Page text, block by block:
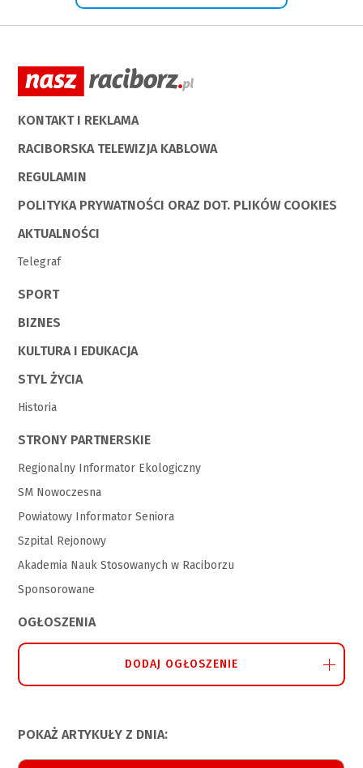
KONTAKT I REKLAMA
RACIBORSKA TELEWIZJA KABLOWA
REGULAMIN
POLITYKA PRYWATNOŚCI ORAZ DOT. PLIKÓW COOKIES
AKTUALNOŚCI
Telegraf
SPORT
BIZNES
KULTURA I EDUKACJA
STYL ŻYCIA
Historia
STRONY PARTNERSKIE
Regionalny Informator Ekologiczny
SM Nowoczesna
Powiatowy Informator Seniora
Szpital Rejonowy
Akademia Nauk Stosowanych w Raciborzu
Sponsorowane
OGŁOSZENIA
DODAJ OGŁOSZENIE
POKAŻ ARTYKUŁY Z DNIA: